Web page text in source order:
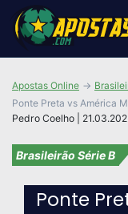
Pedro Coelho |
Apostas Online
Ponte Preta vs América
Brasileirão Série B
Ponte